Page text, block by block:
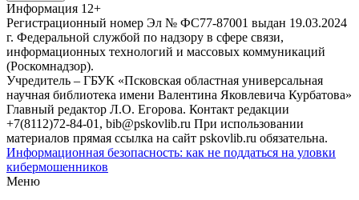
Информация 12+
Регистрационный номер Эл № ФС77-87001 выдан 19.03.2024
г. Федеральной службой по надзору в сфере связи,
информационных технологий и массовых коммуникаций
(Роскомнадзор).
Учредитель – ГБУК «Псковская областная универсальная
научная библиотека имени Валентина Яковлевича Курбатова»
Главный редактор Л.О. Егорова. Контакт редакции
+7(8112)72-84-01, bib@pskovlib.ru При использовании
материалов прямая ссылка на сайт pskovlib.ru обязательна.
Информационная безопасность: как не поддаться на уловки
кибермошенников
Меню